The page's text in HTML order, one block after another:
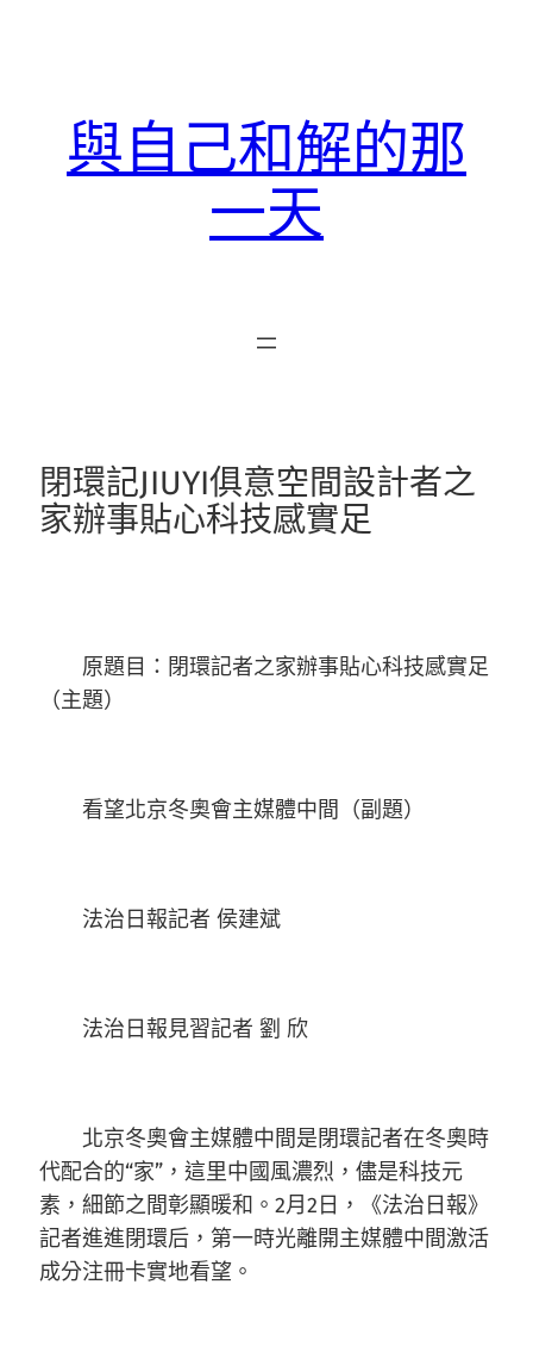
與自己和解的那
一天
閉環記JIUYI俱意空間設計者之
家辦事貼心科技感實足
原題目：閉環記者之家辦事貼心科技感實足
（主題）
看望北京冬奧會主媒體中間（副題）
法治日報記者 侯建斌
法治日報見習記者 劉 欣
北京冬奧會主媒體中間是閉環記者在冬奧時
代配合的“家”，這里中國風濃烈，儘是科技元
素，細節之間彰顯暖和。2月2日，《法治日報》
記者進進閉環后，第一時光離開主媒體中間激活
成分注冊卡實地看望。